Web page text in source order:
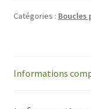
Catégories : Boucles
Informations